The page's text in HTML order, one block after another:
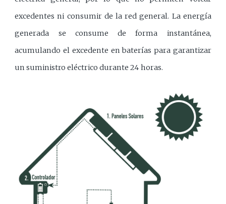
excedentes ni consumir de la red general. La energía
generada se consume de forma instantánea,
acumulando el excedente en baterías para garantizar
un suministro eléctrico durante 24 horas.